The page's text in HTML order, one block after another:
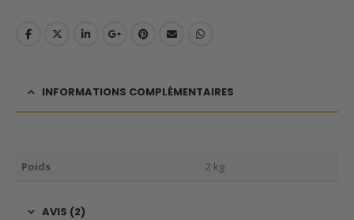
INFORMATIONS COMPLÉMENTAIRES
Poids 2 kg
AVIS (2)